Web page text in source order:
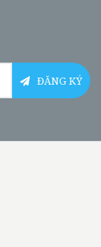
ĐĂNG KÝ